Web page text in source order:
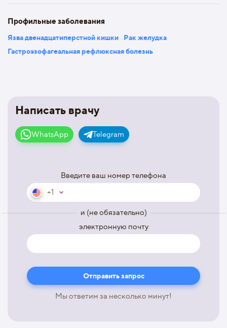
Написать врачу
WhatsApp Telegram
Введите ваш номер телефона
+1
и (не обязательно)
электронную почту
Мы ответим за несколько минут!
Профильные заболевания
Язва двенадцатиперстной кишки
Рак желудка
Гастроэзофагеальная рефлюксная болезнь